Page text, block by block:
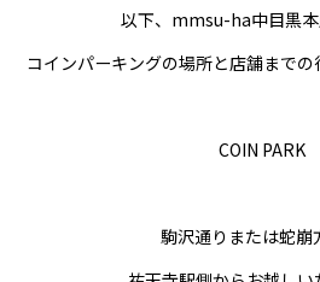
以下、mmsu-ha中目黒
コインパーキングの場所と店舗までの
COIN PARK
駒沢通りまたは蛇崩